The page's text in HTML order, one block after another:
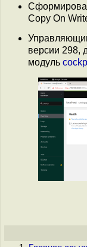
Copy On
версии 298,
модуль